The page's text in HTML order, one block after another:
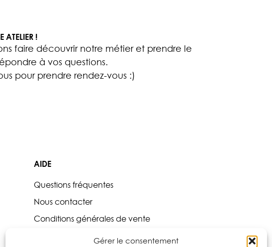
Gérer le consentement
ATELIER !
faire découvrir notre métier et prendre le
à vos questions.
pour prendre rendez-vous :)
AIDE
Questions fréquentes
Nous contacter
Conditions générales de vente
Politique de confidentialité